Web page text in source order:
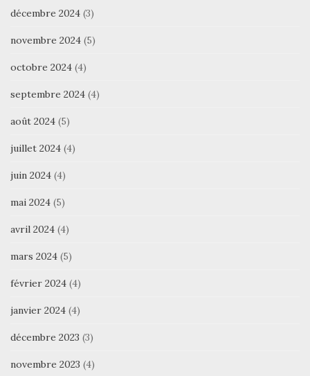
décembre 2024 (3)
novembre 2024 (5)
octobre 2024 (4)
septembre 2024 (4)
août 2024 (5)
juillet 2024 (4)
juin 2024 (4)
mai 2024 (5)
avril 2024 (4)
mars 2024 (5)
février 2024 (4)
janvier 2024 (4)
décembre 2023 (3)
novembre 2023 (4)